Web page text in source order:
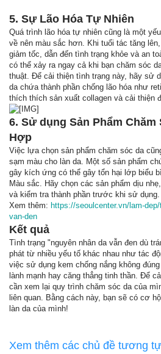
5. Sự Lão Hóa Tự Nhiên
Quá trình lão hóa tự nhiên cũng là một
về nên màu sắc hơn. Khi tuổi tác tăng
giảm tốc, dẫn đến tình trạng khỏe và an
có thể xảy ra ngay cả khi bạn chăm sóc
thuật. Để cải thiện tình trạng này, hãy sử
da chứa thành phần chống lão hóa như
thích thích sản xuất collagen và cải thiện
6. Sử dụng Sản Phẩm Chăm
Hợp
Việc lựa chọn sản phẩm chăm sóc da
sạm màu cho làn da. Một số sản phẩm
gây kích ứng có thể gây tổn hại lớp biểu
Màu sắc. Hãy chọn các sản phẩm dịu
và kiểm tra thành phần trước khi sử dụng.
Xem thêm: https://seoulcenter.vn/lam-
van-den
Kết quả
Tình trạng "nguyên nhân da vẫn đen dù
phát từ nhiều yếu tố khác nhau như tác
việc sử dụng kem chống nắng không
lành mạnh hay căng thẳng tinh thần. Để
cần xem lại quy trình chăm sóc da của
liên quan. Bằng cách này, bạn sẽ có cơ
làn da của mình!
Xem thêm các chủ đề tương